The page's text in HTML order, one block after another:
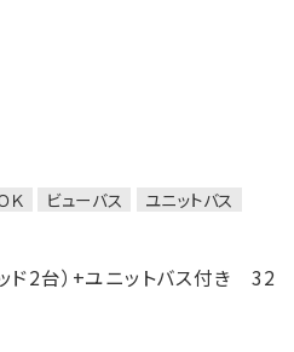
Ｋ ビューバス
ユニットバス
ド2台）+ユニットバス付き 32